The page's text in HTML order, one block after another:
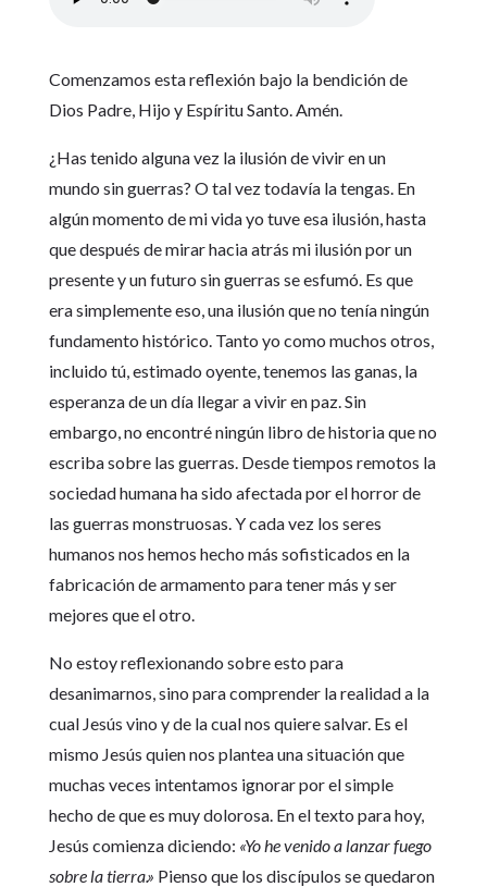
Comenzamos esta reflexión bajo la bendición de
Dios Padre, Hijo y Espíritu Santo. Amén.
¿Has tenido alguna vez la ilusión de vivir en un
mundo sin guerras? O tal vez todavía la tengas. En
algún momento de mi vida yo tuve esa ilusión, hasta
que después de mirar hacia atrás mi ilusión por un
presente y un futuro sin guerras se esfumó. Es que
era simplemente eso, una ilusión que no tenía ningún
fundamento histórico. Tanto yo como muchos otros,
incluido tú, estimado oyente, tenemos las ganas, la
esperanza de un día llegar a vivir en paz. Sin
embargo, no encontré ningún libro de historia que no
escriba sobre las guerras. Desde tiempos remotos la
sociedad humana ha sido afectada por el horror de
las guerras monstruosas. Y cada vez los seres
humanos nos hemos hecho más sofisticados en la
fabricación de armamento para tener más y ser
mejores que el otro.
No estoy reflexionando sobre esto para
desanimarnos, sino para comprender la realidad a la
cual Jesús vino y de la cual nos quiere salvar. Es el
mismo Jesús quien nos plantea una situación que
muchas veces intentamos ignorar por el simple
hecho de que es muy dolorosa. En el texto para hoy,
Jesús comienza diciendo: «Yo he venido a lanzar fuego
sobre la tierra.» Pienso que los discípulos se quedaron